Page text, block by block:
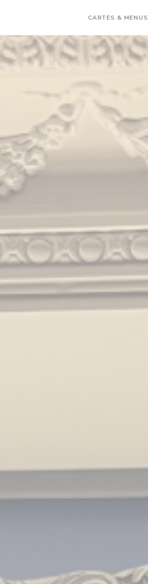
CARTES & MENUS